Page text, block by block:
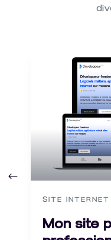
SITE INTERNET
Mon site